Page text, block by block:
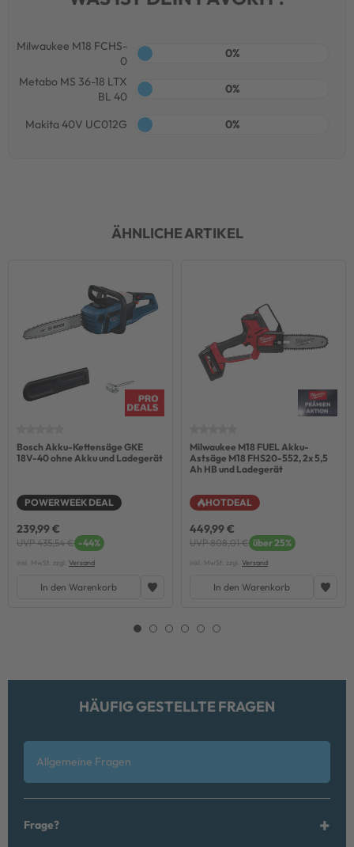
Milwaukee M18 FCHS-
0
0%
Metabo MS 36-18 LTX
BL 40
0%
Makita 40V UC012G 0%
ÄHNLICHE ARTIKEL
Bosch Akku-Kettensäge GKE
18V-40 ohne Akku und Ladegerät
POWERWEEK DEAL
239,99 €
UVP 435,54 € -44%
inkl. MwSt. zzgl. Versand
In den Warenkorb
Milwaukee M18 FUEL Akku-
Astsäge M18 FHS20-552, 2x 5,5
Ah HB und Ladegerät
HOTDEAL
449,99 €
UVP 808,01 € über 25%
inkl. MwSt. zzgl. Versand
In den Warenkorb
HÄUFIG GESTELLTE FRAGEN
Allgemeine Fragen
Frage?